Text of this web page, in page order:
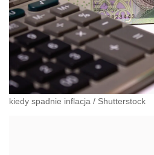
kiedy spadnie inflacja / Shutterstock